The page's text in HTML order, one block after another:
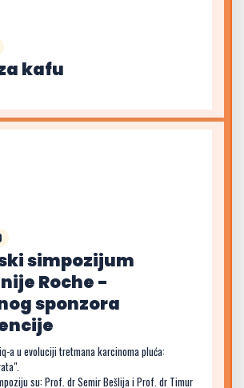
kafu
simpozijum
Roche -
sponzora
a u evoluciji tretmana karcinoma pluća:
su: Prof. dr Semir Bešlija i Prof. dr Timur